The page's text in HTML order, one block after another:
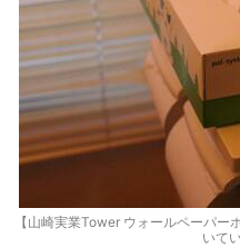
【山崎実業Tower ウォールペーパ
いて